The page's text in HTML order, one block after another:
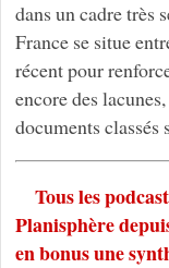
dans un cadre très
France se situe
récent pour
encore des
documents classés
Tous les
Planisphère
en bonus une